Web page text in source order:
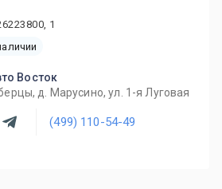
1
Восток
д. Марусино, ул. 1-я Луговая
(499) 110-54-49